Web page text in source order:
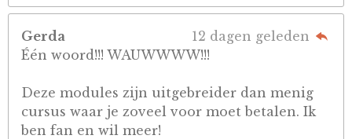
Gerda
12 dagen geleden
Één woord!!! WAUWWWW!!!
Deze modules zijn uitgebreider dan menig
cursus waar je zoveel voor moet betalen. Ik
ben fan en wil meer!